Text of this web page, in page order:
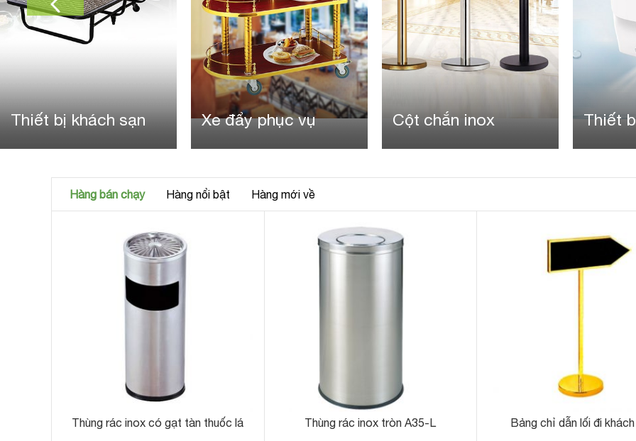
Xe đẩy phục vụ Cột chắn inox Thiết bị nhà tắm
Hàng bán chạy Hàng nổi bật Hàng mới về
Bảng chào mừng nhà hàng Xe chở đồ giặt là khung inox Thùng rác công nghiệp cỡ lớn giá rẻ